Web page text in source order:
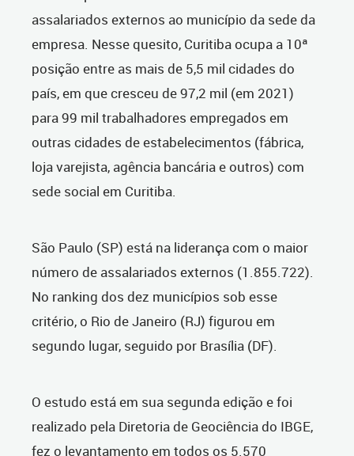
assalariados externos ao município da sede da
empresa. Nesse quesito, Curitiba ocupa a 10ª
posição entre as mais de 5,5 mil cidades do
país, em que cresceu de 97,2 mil (em 2021)
para 99 mil trabalhadores empregados em
outras cidades de estabelecimentos (fábrica,
loja varejista, agência bancária e outros) com
sede social em Curitiba.
São Paulo (SP) está na liderança com o maior
número de assalariados externos (1.855.722).
No ranking dos dez municípios sob esse
critério, o Rio de Janeiro (RJ) figurou em
segundo lugar, seguido por Brasília (DF).
O estudo está em sua segunda edição e foi
realizado pela Diretoria de Geociência do IBGE,
fez o levantamento em todos os 5.570